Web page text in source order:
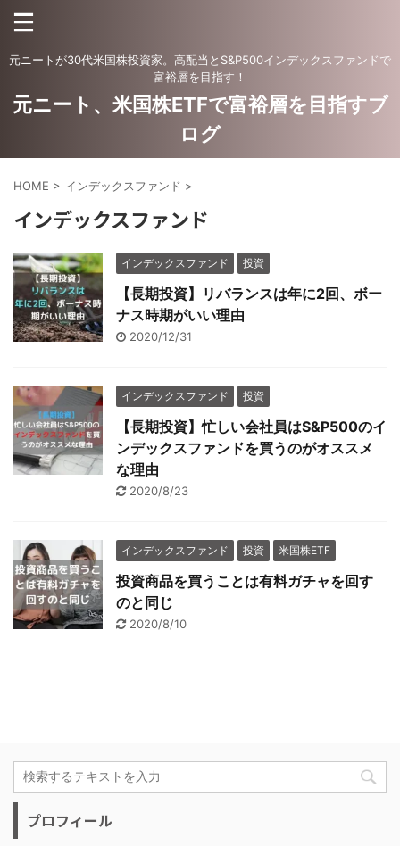
元ニートが30代米国株投資家。高配当とS&P500インデックスファンドで
富裕層を目指す！
元ニート、米国株ETFで富裕層を目指すブ
ログ
HOME > インデックスファンド >
インデックスファンド
インデックスファンド 投資
【長期投資】リバランスは年に2回、ボー
ナス時期がいい理由
2020/12/31
インデックスファンド 投資
【長期投資】忙しい会社員はS&P500のイ
ンデックスファンドを買うのがオススメ
な理由
2020/8/23
インデックスファンド 投資 米国株ETF
投資商品を買うことは有料ガチャを回す
のと同じ
2020/8/10
プロフィール